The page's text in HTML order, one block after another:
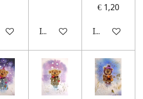
In winkelwagen
€ 1,20
In